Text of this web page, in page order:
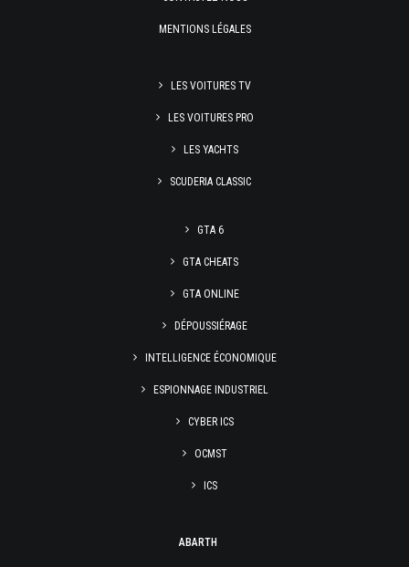
MENTIONS LÉGALES
LES VOITURES TV
LES VOITURES PRO
LES YACHTS
SCUDERIA CLASSIC
GTA 6
GTA CHEATS
GTA ONLINE
DÉPOUSSIÉRAGE
INTELLIGENCE ÉCONOMIQUE
ESPIONNAGE INDUSTRIEL
CYBER ICS
OCMST
ICS
ABARTH